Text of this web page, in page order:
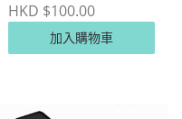
HKD $100.00
加入購物車